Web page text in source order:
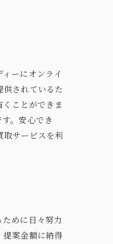
ーにオンライ
されているた
ことができま
。安心でき
取サービスを利
めに日々努力
案金額に納得